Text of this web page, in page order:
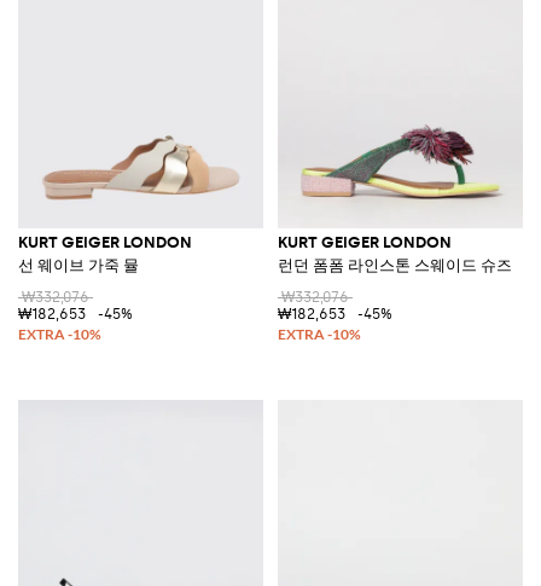
KURT GEIGER LONDON
선 웨이브 가죽 뮬
₩332,076
₩182,653
-45%
KURT GEIGER LONDON
런던 폼폼 라인스톤 스웨이드 슈즈
₩332,076
₩182,653
-45%